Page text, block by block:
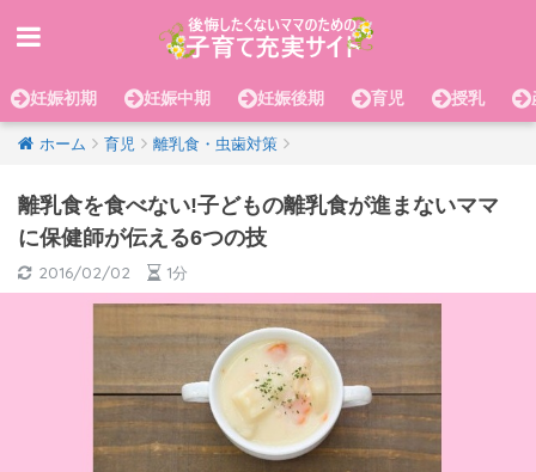
妊娠初期 妊娠中期 妊娠後期 育児 授乳
ホーム 育児 離乳食・虫歯対策
離乳食を食べない!子どもの離乳食が進まないママ
に保健師が伝える6つの技
2016/02/02 1分